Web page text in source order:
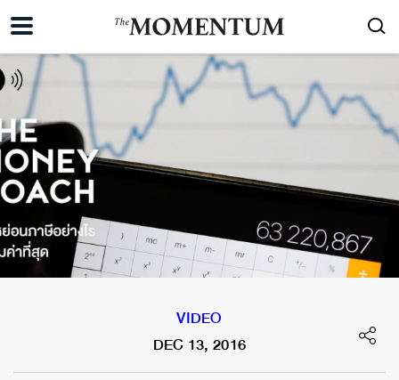
VIDEO
DEC 13, 2016